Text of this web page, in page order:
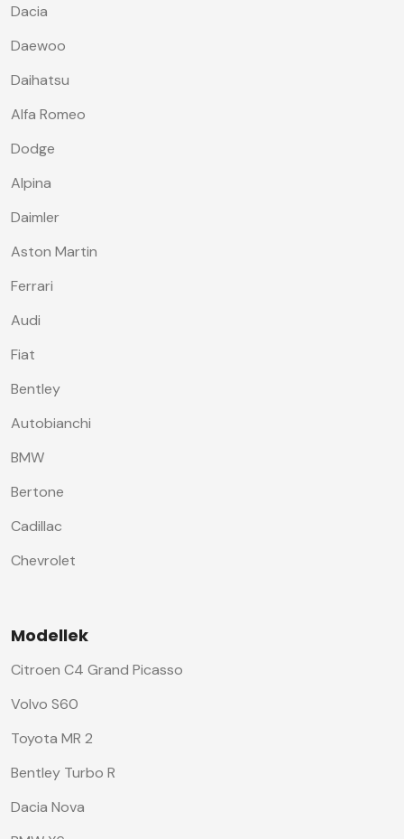
Dacia
Daewoo
Daihatsu
Alfa Romeo
Dodge
Alpina
Daimler
Aston Martin
Ferrari
Audi
Fiat
Bentley
Autobianchi
BMW
Bertone
Cadillac
Chevrolet
Modellek
Citroen C4 Grand Picasso
Volvo S60
Toyota MR 2
Bentley Turbo R
Dacia Nova